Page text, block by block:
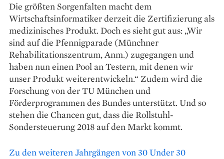
Die größten Sorgenfalten macht dem
Wirtschaftsinformatiker derzeit die Zertifizierung als
medizinisches Produkt. Doch es sieht gut aus: „Wir
sind auf die Pfennigparade (Münchner
Rehabilitationszentrum, Anm.) zugegangen und
haben nun einen Pool an Testern, mit denen wir
unser Produkt weiterentwickeln.“ Zudem wird die
Forschung von der TU München und
Förderprogrammen des Bundes unterstützt. Und so
stehen die Chancen gut, dass die Rollstuhl-
Sondersteuerung 2018 auf den Markt kommt.
Zu den weiteren Jahrgängen von 30 Under 30